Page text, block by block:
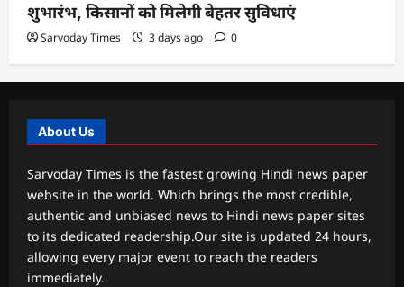
शुभारंभ, किसानों को मिलेगी बेहतर सुविधाएं
Sarvoday Times 3 days ago 0
About Us
Sarvoday Times is the fastest growing Hindi news paper
website in the world. Which brings the most credible,
authentic and unbiased news to Hindi news paper sites
to its dedicated readership.Our site is updated 24 hours,
allowing every major event to reach the readers
immediately.